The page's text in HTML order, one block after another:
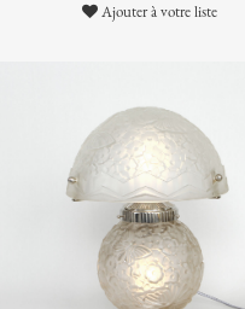
Ajouter à votre liste